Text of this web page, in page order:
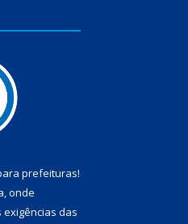
prefeituras!
onde
das